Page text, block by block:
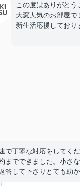
この度はありがとう
大変人気のお部屋で
新生活応援しており
で丁寧な対応をしてく
までできました。小さ
答して下さりとても助か
引っ越すことがあった時